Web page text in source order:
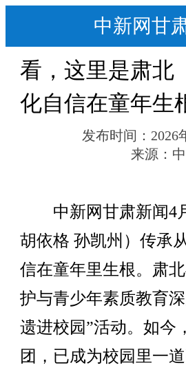
中新网甘
看，这里是肃北
化自信在童年生
发布时间： 2026
来源：
中新网甘肃新闻4
胡依格 孙凯州）传承
信在童年里生根。肃
护与青少年素质教育
遗进校园”活动。如今
团，已成为校园里一